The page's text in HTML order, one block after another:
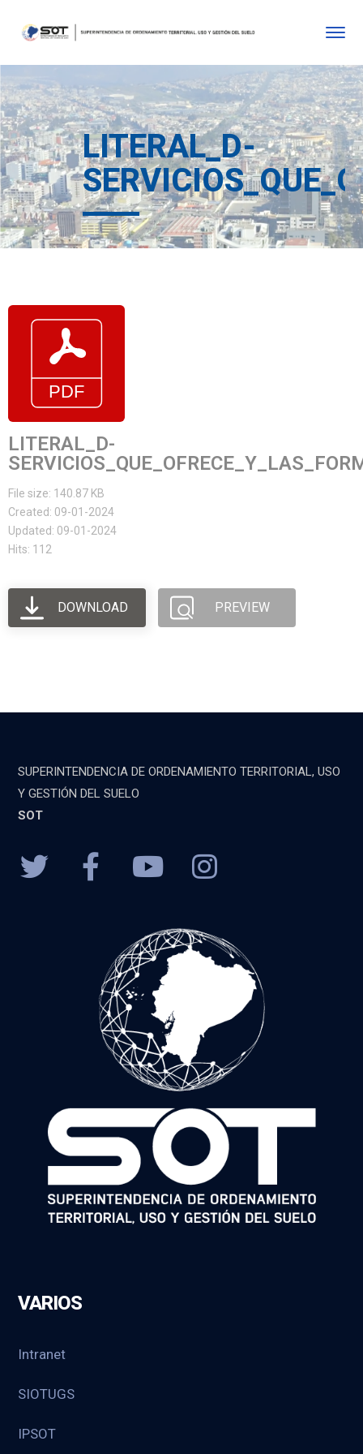
LITERAL_D-
LITERAL_D-
File size: 140.87 KB
Created: 09-01-2024
Updated: 09-01-2024
Hits: 112
DOWNLOAD PREVIEW
SUPERINTENDENCIA DE ORDENAMIENTO TERRITORIAL, USO
Y GESTIÓN DEL SUELO
SOT
VARIOS
Intranet
SIOTUGS
IPSOT